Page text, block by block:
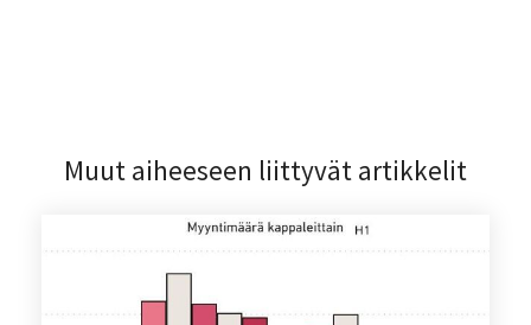
Muut aiheeseen liittyvät artikkelit